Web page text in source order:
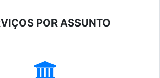
POR ASSUNTO